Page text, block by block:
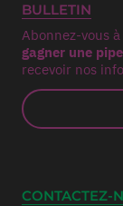
BULLETIN
Abonnez-vous
gagner une
recevoir nos
CONTACTEZ-